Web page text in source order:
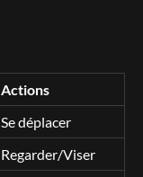
Actions
Se déplacer
Regarder/Viser